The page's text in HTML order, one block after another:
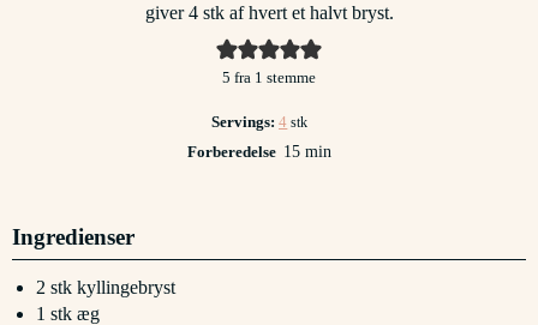
giver 4 stk af hvert et halvt bryst.
5 fra 1 stemme
Servings:4 stk
Forberedelse 15minutter
min
Ingredienser
2 stk kyllingebryst
1 stk æg